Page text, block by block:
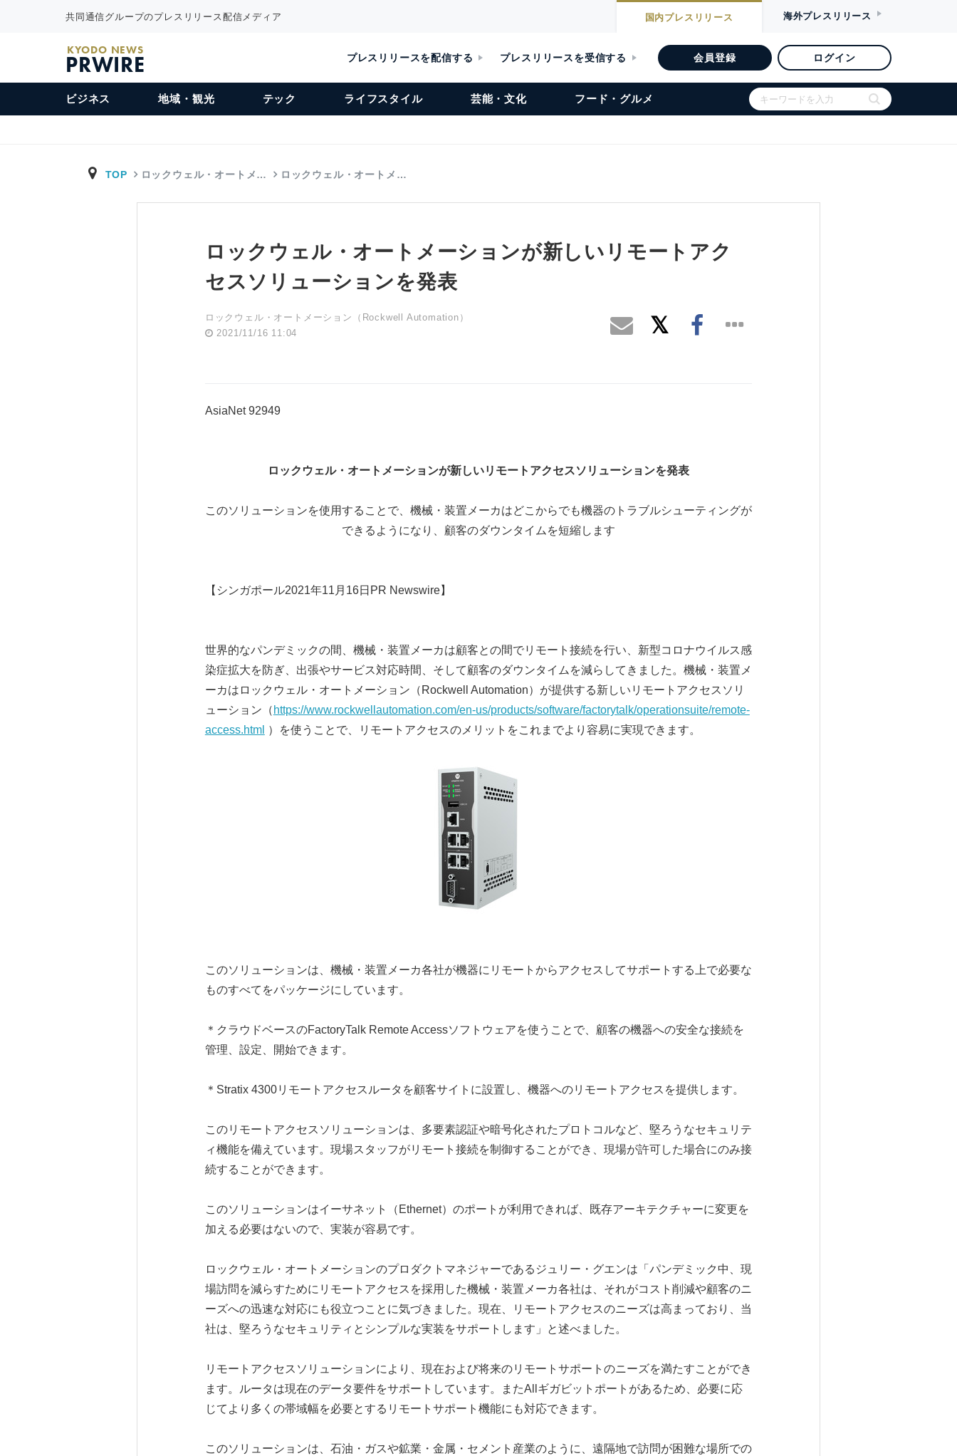
共同通信グループのプレスリリース配信メディア 国内プレスリリース 海外プレスリリース
KYODO NEWS
PRWIRE プレスリリースを配信する プレスリリースを受信する 会員登録 ログイン
ビジネス 地域・観光 テック ライフスタイル 芸能・文化 フード・グルメ
TOP ロックウェル・オートメ… ロックウェル・オートメ…
ロックウェル・オートメーションが新しいリモートアク
セスソリューションを発表
ロックウェル・オートメーション（Rockwell Automation）
2021/11/16 11:04
AsiaNet 92949
ロックウェル・ オートメーションが新しいリモートアクセスソリューションを発表
このソリューションを使用することで、機械・装置メーカはどこからでも機器のトラブルシューティングが
できるようになり、顧客のダウンタイムを短縮します
【シンガポール2021年11月16日PR Newswire】
世界的なパンデミックの間、機械・装置メーカは顧客との間でリモート接続を行い、新型コロナウイルス感
染症拡大を防ぎ、出張やサービス対応時間、そして顧客のダウンタイムを減らしてきました。機械・装置メ
ーカはロックウェル・オートメーション（Rockwell Automation）が提供する新しいリモートアクセスソリ
ューション（ https://www.rockwellautomation.com/en-us/products/software/factorytalk/operationsuite/remote-
access.html ）を使うことで、リモートアクセスのメリットをこれまでより容易に実現できます。
このソリューションは、機械・装置メーカ各社が機器にリモートからアクセスしてサポートする上で必要な
ものすべてをパッケージにしています。
＊クラウドベースのFactoryTalk Remote Accessソフトウェアを使うことで、顧客の機器への安全な接続を
管理、設定、開始できます。
＊Stratix 4300リモートアクセスルータを顧客サイトに設置し、機器へのリモートアクセスを提供します。
このリモートアクセスソリューションは、多要素認証や暗号化されたプロトコルなど、堅ろうなセキュリテ
ィ機能を備えています。現場スタッフがリモート接続を制御することができ、現場が許可した場合にのみ接
続することができます。
このソリューションはイーサネット（Ethernet）のポートが利用できれば、既存アーキテクチャーに変更を
加える必要はないので、実装が容易です。
ロックウェル・オートメーションのプロダクトマネジャーであるジュリー・グエンは「パンデミック中、現
場訪問を減らすためにリモートアクセスを採用した機械・装置メーカ各社は、それがコスト削減や顧客のニ
ーズへの迅速な対応にも役立つことに気づきました。現在、リモートアクセスのニーズは高まっており、当
社は、堅ろうなセキュリティとシンプルな実装をサポートします」と述べました。
リモートアクセスソリューションにより、現在および将来のリモートサポートのニーズを満たすことができ
ます。ルータは現在のデータ要件をサポートしています。またAllギガビットポートがあるため、必要に応
じてより多くの帯域幅を必要とするリモートサポート機能にも対応できます。
このソリューションは、石油・ガスや鉱業・金属・セメント産業のように、遠隔地で訪問が困難な場所での